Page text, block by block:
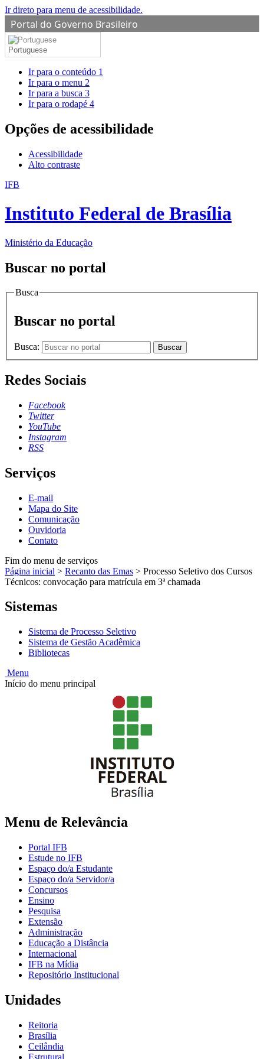
Ir direto para menu de acessibilidade.
Portal do Governo Brasileiro
Portuguese
Ir para o conteúdo 1
Ir para o menu 2
Ir para a busca 3
Ir para o rodapé 4
Opções de acessibilidade
Acessibilidade
Alto contraste
IFB
Instituto Federal de Brasília
Ministério da Educação
Buscar no portal
Busca
Buscar no portal
Busca: Buscar
Redes Sociais
Facebook
Twitter
YouTube
Instagram
RSS
Serviços
E-mail
Mapa do Site
Comunicação
Ouvidoria
Contato
Fim do menu de serviços
Página inicial > Recanto das Emas > Processo Seletivo dos Cursos
Técnicos: convocação para matrícula em 3ª chamada
Sistemas
Sistema de Processo Seletivo
Sistema de Gestão Acadêmica
Bibliotecas
Menu
Início do menu principal
Menu de Relevância
Portal IFB
Estude no IFB
Espaço do/a Estudante
Espaço do/a Servidor/a
Concursos
Ensino
Pesquisa
Extensão
Administração
Educação a Distância
Internacional
IFB na Mídia
Repositório Institucional
Unidades
Reitoria
Brasília
Ceilândia
Estrutural